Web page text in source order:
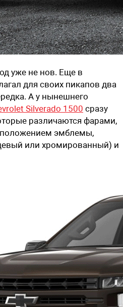
уже не нов. Еще в
для своих пикапов два
А у нынешнего
Silverado 1500 сразу
различаются фарами,
эмблемы,
или хромированный) и